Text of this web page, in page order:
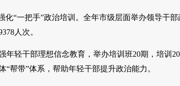
“一把手”政治培训。全年市级层面举办领导干部
人次。
干部理想信念教育，举办培训班20期，培训
帮带”体系，帮助年轻干部提升政治能力。